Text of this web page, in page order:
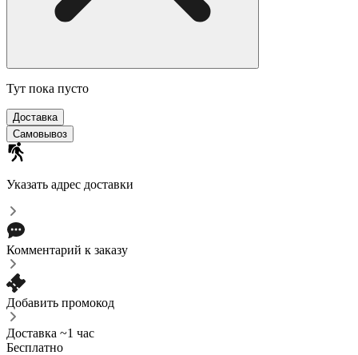
Тут пока пусто
Доставка
Самовывоз
Указать адрес доставки
Комментарий к заказу
Добавить промокод
Доставка ~1 час
Бесплатно